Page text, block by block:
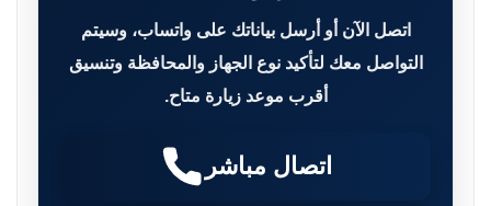
اتصل الآن أو أرسل بياناتك على واتساب، وسيتم
التواصل معك لتأكيد نوع الجهاز والمحافظة وتنسيق
أقرب موعد زيارة متاح.
اتصال مباشر